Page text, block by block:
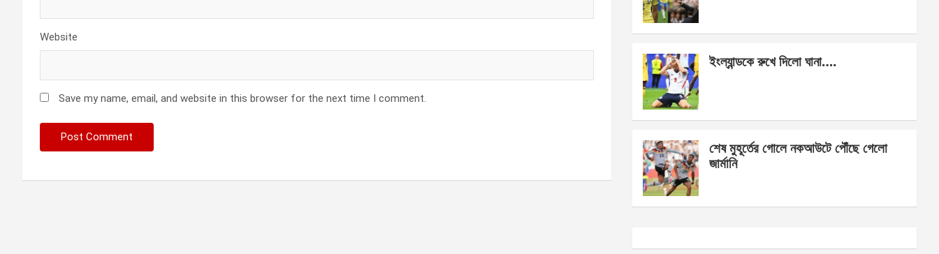
Website
Save my name, email, and website in this browser for the next time I comment.
ইংল্যান্ডকে রুখে দিলো ঘানা….
শেষ মুহূর্তের গোলে নকআউটে পৌঁছে গেলো
জার্মানি